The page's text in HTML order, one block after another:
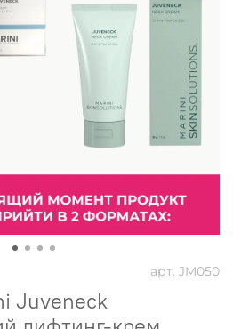
арт. JM050
Juveneck